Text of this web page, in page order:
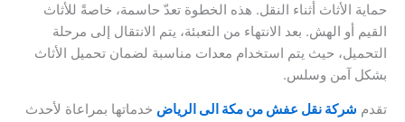
حماية الأثاث أثناء النقل. هذه الخطوة تعدّ حاسمة، خاصةً للأثاث
القيم أو الهش. بعد الانتهاء من التعبئة، يتم الانتقال إلى مرحلة
التحميل، حيث يتم استخدام معدات مناسبة لضمان تحميل الأثاث
بشكل آمن وسلس.
تقدم شركة نقل عفش من مكة الى الرياض خدماتها بمراعاة لأحدث